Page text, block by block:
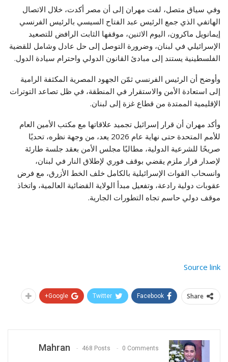
وفي سياق متصل، لفت مهران إلى أن مصر أكدت، خلال الاتصال
الهاتفي الذي جمع الرئيس عبد الفتاح السيسي بالرئيس الفرنسي
إيمانويل ماكرون، اليوم الاثنين، موقفها الثابت الرافض للتصعيد
الإسرائيلي في لبنان، وضرورة التوصل إلى حل عادل وشامل للقضية
الفلسطينية يستند إلى مبادئ القانون الدولي واحترام سيادة الدول.
وأوضح أن الرئيس الفرنسي ثمّن الجهود المصرية المكثفة الرامية
إلى استعادة الأمن والاستقرار في المنطقة، في ظل تصاعد التوترات
الإقليمية الممتدة من قطاع غزة إلى لبنان.
وأكد مهران أن قرار إسرائيل تجميد علاقاتها مع مكتب الأمين العام
للأمم المتحدة حتى نهاية عام 2026 يعد، من وجهة نظره، تحديًا
صريحًا للشرعية الدولية، مطالبًا مجلس الأمن بعقد جلسة طارئة
لإصدار قرار ملزم يقضي بوقف فوري لإطلاق النار في لبنان،
وانسحاب القوات الإسرائيلية بالكامل خلف الخط الأزرق، مع فرض
عقوبات دولية رادعة، وتفعيل مبدأ الولاية القضائية العالمية، واتخاذ
موقف دولي حاسم تجاه التطورات الجارية.
Source link
Share
Facebook
Twitter
Google+
Mahran 468 Posts 0 Comments